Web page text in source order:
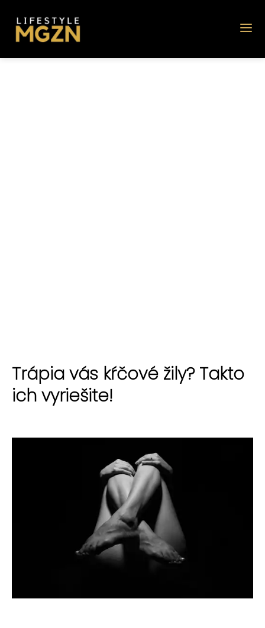
Trápia vás kŕčové žily? Takto
ich vyriešite!